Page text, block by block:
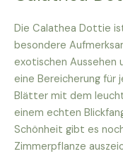
Die Calathea Dottie
besondere
exotischen Aussehen
eine Bereicherung für
Blätter mit dem
einem echten
Schönheit gibt es
Zimmerpflanze